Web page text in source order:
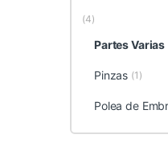
(4)
Partes Varias
Pinzas (1)
Polea de